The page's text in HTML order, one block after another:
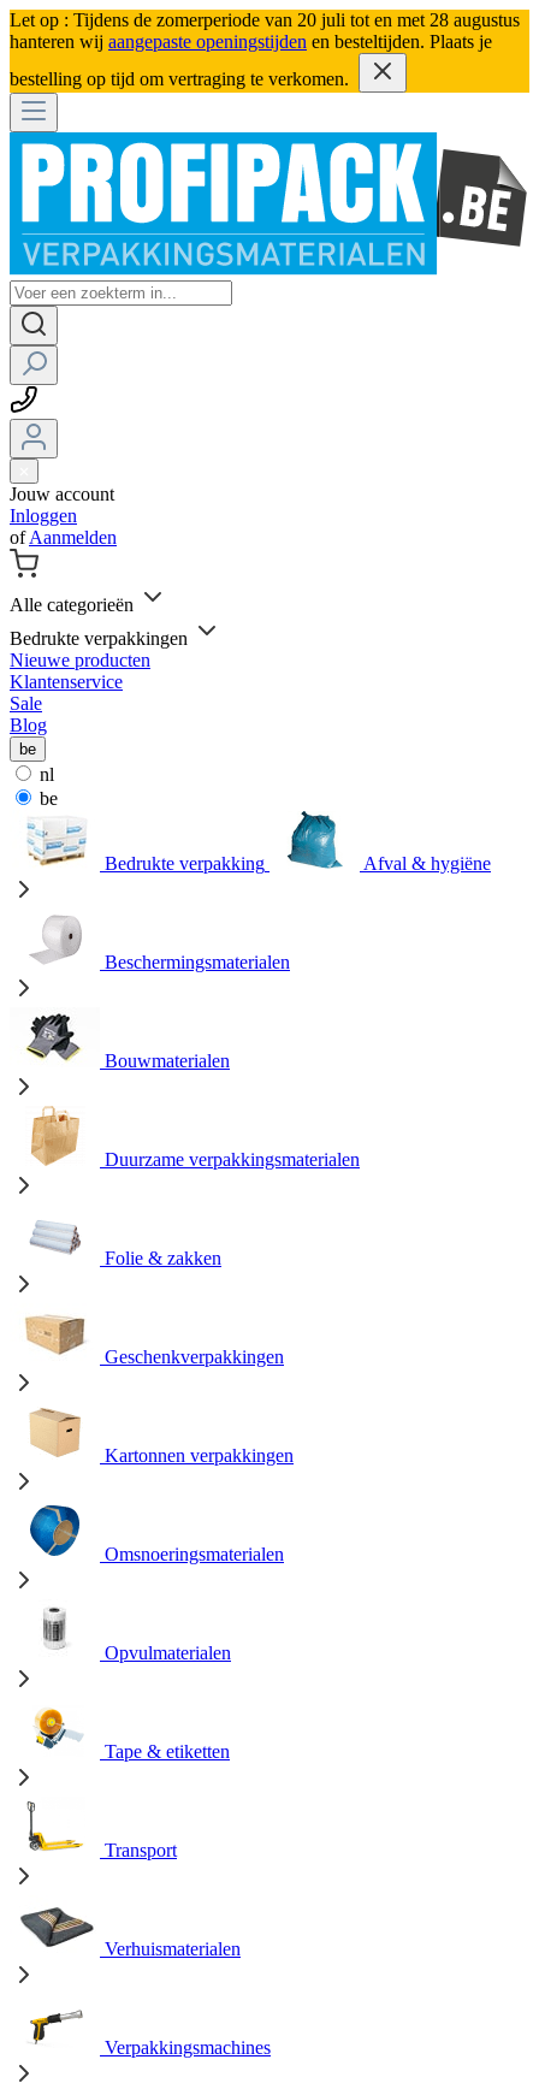
Let op : Tijdens de zomerperiode van 20 juli tot en met 28 augustus
hanteren wij aangepaste openingstijden en besteltijden. Plaats je
bestelling op tijd om vertraging te verkomen.
Jouw account
Inloggen
ofAanmelden
Alle categorieën
Bedrukte verpakkingen
Nieuwe producten
Klantenservice
Sale
Blog
be
nl
be
Bedrukte verpakking Afval & hygiëne
Beschermingsmaterialen
Bouwmaterialen
Duurzame verpakkingsmaterialen
Folie & zakken
Geschenkverpakkingen
Kartonnen verpakkingen
Omsnoeringsmaterialen
Opvulmaterialen
Tape & etiketten
Transport
Verhuismaterialen
Verpakkingsmachines